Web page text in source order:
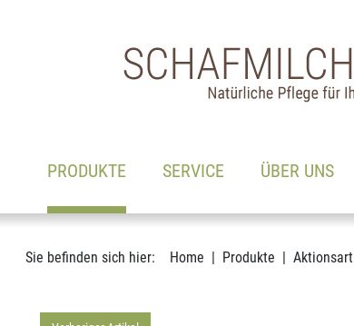
PRODUKTE (AKTIV)SERVICE ÜBER UNS
Sie befinden sich hier: Home Produkte